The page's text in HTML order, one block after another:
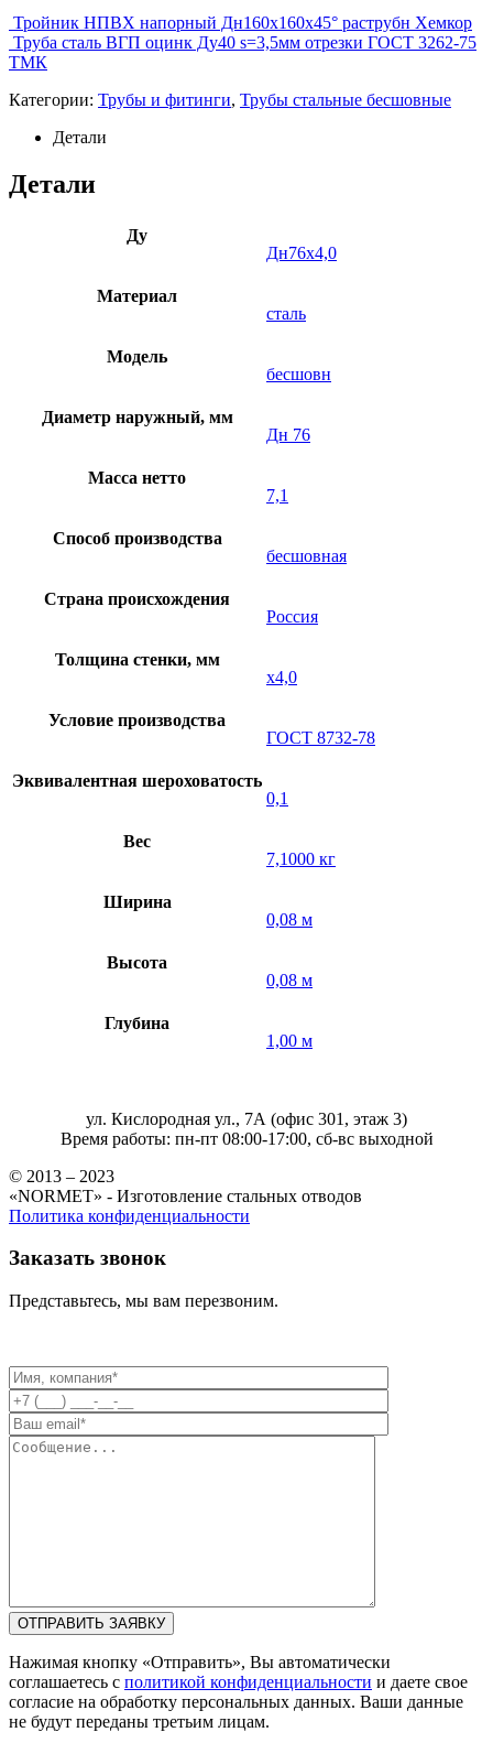
Тройник НПВХ напорный Дн160х160х45° раструбн Хемкор
Труба сталь ВГП оцинк Ду40 s=3,5мм отрезки ГОСТ 3262-75
ТМК
Категории: Трубы и фитинги, Трубы стальные бесшовные
Детали
Детали
Ду
Дн76х4,0
Материал
сталь
Модель
бесшовн
Диаметр наружный, мм
Дн 76
Масса нетто
7,1
Способ производства
бесшовная
Страна происхождения
Россия
Толщина стенки, мм
х4,0
Условие производства
ГОСТ 8732-78
Эквивалентная шероховатость
0,1
Вес
7,1000 кг
Ширина
0,08 м
Высота
0,08 м
Глубина
1,00 м
ул. Кислородная ул., 7А (офис 301, этаж 3)
Время работы: пн-пт 08:00-17:00, сб-вс выходной
© 2013 – 2023
«NORMET» - Изготовление стальных отводов
Политика конфиденциальности
Заказать звонок
Представьтесь, мы вам перезвоним.
Нажимая кнопку «Отправить», Вы автоматически
соглашаетесь с политикой конфиденциальности и даете свое
согласие на обработку персональных данных. Ваши данные
не будут переданы третьим лицам.